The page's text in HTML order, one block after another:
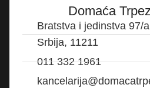
Domaća
Bratstva i jedinstva 97/
Srbija, 11211
011 332 1961